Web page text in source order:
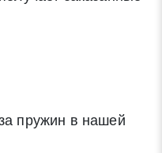
пружин в нашей